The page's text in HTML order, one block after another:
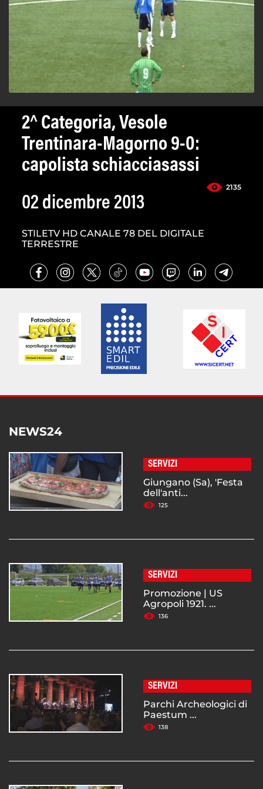
2^ Categoria, Vesole
Trentinara-Magorno 9-0:
capolista schiacciasassi
2135
02 dicembre 2013
STILETV HD CANALE 78 DEL DIGITALE
TERRESTRE
NEWS24
SERVIZI
Giungano (Sa), 'Festa
dell'anti...
125
SERVIZI
Promozione | US
Agropoli 1921. ...
136
SERVIZI
Parchi Archeologici di
Paestum ...
138